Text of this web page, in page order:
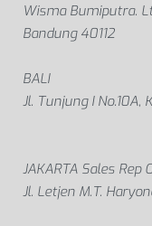
Wisma Bumiputra.
Bandung 40112
BALI
Jl. Tunjung I No.10A,
JAKARTA Sales Rep
Jl. Letjen M.T.